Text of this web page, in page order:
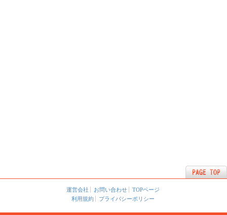
運営会社 お問い合わせ
TOPページ
利用規約
プライバシーポリシー